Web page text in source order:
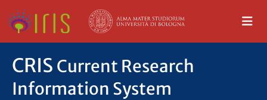
CRIS Current Research
Information System